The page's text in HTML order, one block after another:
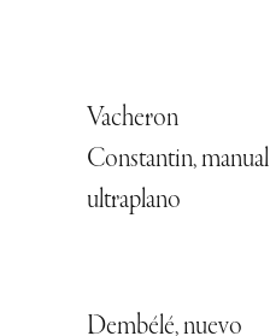
Vacheron
Constantin, manual
ultraplano
Dembélé, nuevo